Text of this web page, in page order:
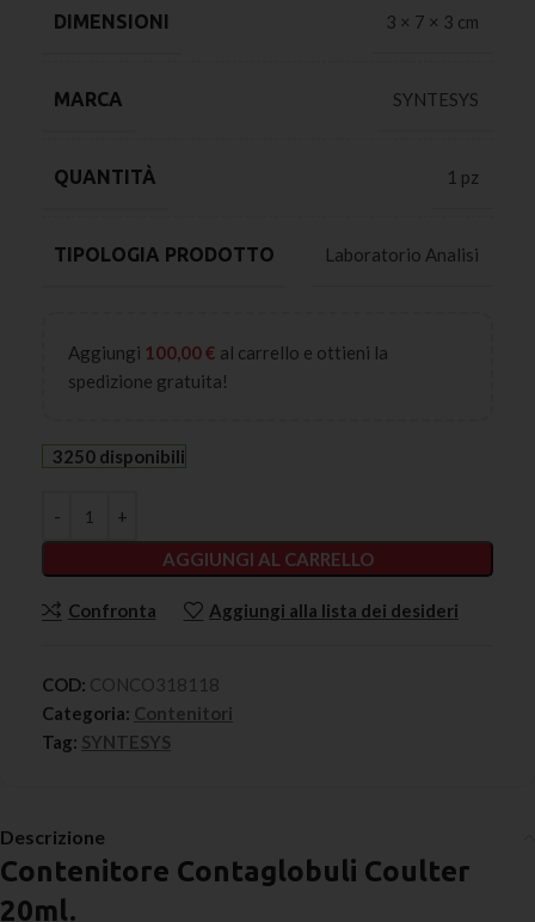
DIMENSIONI 3 × 7 × 3 cm
MARCA SYNTESYS
QUANTITÀ 1 pz
TIPOLOGIA PRODOTTO Laboratorio Analisi
Aggiungi 100,00€ al carrello e ottieni la
spedizione gratuita!
3250 disponibili
AGGIUNGI AL CARRELLO
Confronta Aggiungi alla lista dei desideri
COD: CONCO318118
Categoria: Contenitori
Tag: SYNTESYS
Descrizione
Contenitore Contaglobuli Coulter
20ml.